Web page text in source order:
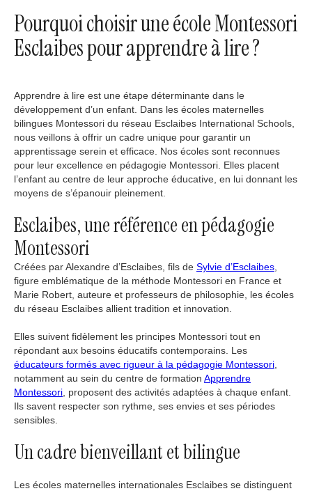
Pourquoi choisir une école Montessori
Esclaibes pour apprendre à lire ?
Apprendre à lire est une étape déterminante dans le
développement d’un enfant. Dans les écoles maternelles
bilingues Montessori du réseau Esclaibes International Schools,
nous veillons à offrir un cadre unique pour garantir un
apprentissage serein et efficace. Nos écoles sont reconnues
pour leur excellence en pédagogie Montessori. Elles placent
l’enfant au centre de leur approche éducative, en lui donnant les
moyens de s’épanouir pleinement.
Esclaibes, une référence en pédagogie
Montessori
Créées par Alexandre d’Esclaibes, fils de Sylvie d’Esclaibes
figure emblématique de la méthode Montessori en France et
Marie Robert, auteure et professeurs de philosophie, les écoles
du réseau Esclaibes allient tradition et innovation.
Elles suivent fidèlement les principes Montessori tout en
répondant aux besoins éducatifs contemporains. Les
éducateurs formés avec rigueur à la pédagogie Montessori
notamment au sein du centre de formation Apprendre
Montessori , proposent des activités adaptées à chaque enfant.
Ils savent respecter son rythme, ses envies et ses périodes
sensibles.
Un cadre bienveillant et bilingue
Les écoles maternelles internationales Esclaibes se distinguent